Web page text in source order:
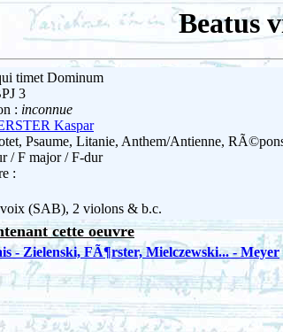
Beatus
timet Dominum
3
: inconnue
Kaspar
Psaume, Litanie, Anthem/Antienne,
/ F major / F-dur
:
(SAB), 2 violons & b.c.
cette oeuvre
- Zielenski, FÃ¶rster, Mielczewski... - Meyer